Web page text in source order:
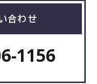
合わせ
1156